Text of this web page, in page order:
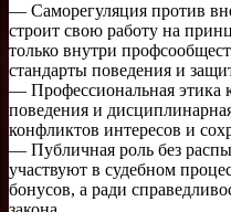
— Саморегуляция против
строит свою работу на
только внутри
стандарты поведения и
— Профессиональная этика
поведения и
конфликтов интересов и
— Публичная роль без
участвуют в судебном
бонусов, а ради